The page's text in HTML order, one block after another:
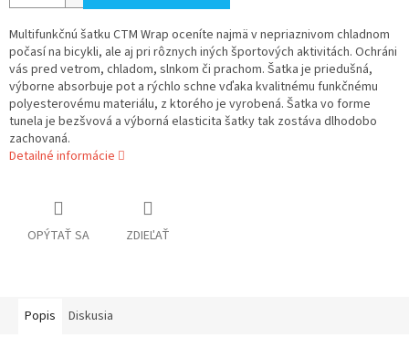
Multifunkčnú šatku CTM Wrap oceníte najmä v nepriaznivom chladnom
počasí na bicykli, ale aj pri rôznych iných športových aktivitách. Ochráni
vás pred vetrom, chladom, slnkom či prachom. Šatka je priedušná,
výborne absorbuje pot a rýchlo schne vďaka kvalitnému funkčnému
polyesterovému materiálu, z ktorého je vyrobená. Šatka vo forme
tunela je bezšvová a výborná elasticita šatky tak zostáva dlhodobo
zachovaná.
Detailné informácie
OPÝTAŤ SA ZDIEĽAŤ
Popis Diskusia